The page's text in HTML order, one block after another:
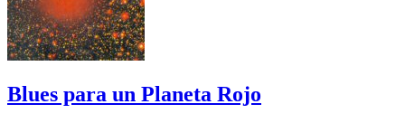
Blues para un Planeta Rojo